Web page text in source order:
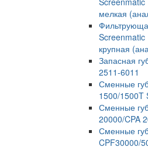
мелкая
крупная
Запасная
2511-6011
Сменные
1500/1500T
Сменные
20000/CPA
Сменные
CPF30000/